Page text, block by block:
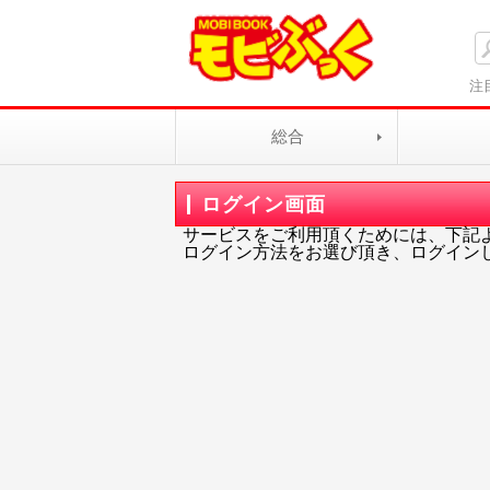
注
総合
ログイン画面
サービスをご利用頂くためには、下記
ログイン方法をお選び頂き、ログイン